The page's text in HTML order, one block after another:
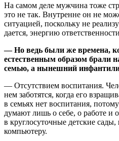
На самом деле мужчина тоже
это не так. Внутренне он не
ситуацией, поскольку не
дается, энергию
— Но ведь были же времена,
естественным образом брали
семью, а нынешний
— Отсутствием воспитания.
нем заботятся, когда его
в семьях нет воспитания,
думают лишь о себе, о работе и
в круглосуточные детские
компьютеру.